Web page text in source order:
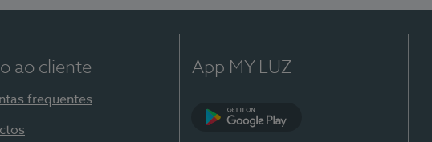
ao cliente
frequentes
App MY LUZ